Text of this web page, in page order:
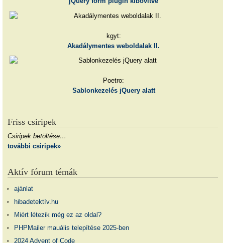
kgyt:
Akadálymentes weboldalak II.
Poetro:
Sablonkezelés jQuery alatt
Friss csiripek
Csiripek betöltése…
további csiripek»
Aktív fórum témák
ajánlat
hibadetektív.hu
Miért létezik még ez az oldal?
PHPMailer mauális telepítése 2025-ben
2024 Advent of Code